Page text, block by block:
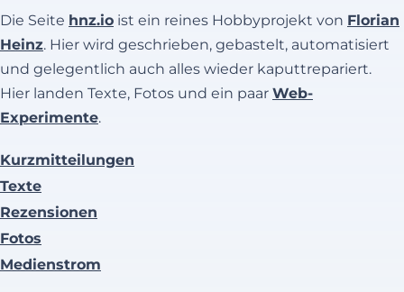
Die Seite hnz.io ist ein reines Hobbyprojekt von Florian
Heinz. Hier wird geschrieben, gebastelt, automatisiert
und gelegentlich auch alles wieder kaputtrepariert.
Hier landen Texte, Fotos und ein paar Web-
Experimente.
Kurzmitteilungen
Texte
Rezensionen
Fotos
Medienstrom